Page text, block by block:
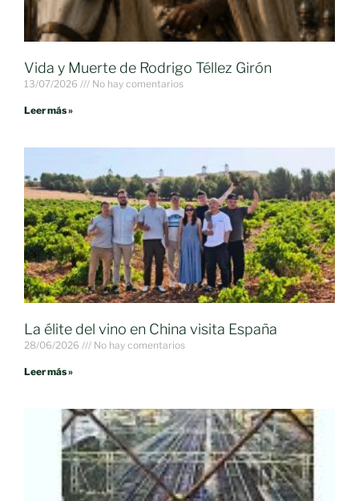
Vida y Muerte de Rodrigo Téllez Girón
13/07/2026 No hay comentarios
Leer más »
La élite del vino en China visita España
28/06/2026 No hay comentarios
Leer más »